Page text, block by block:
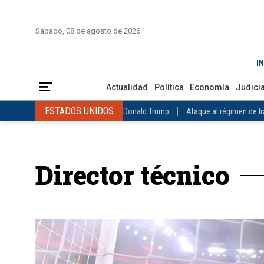
Sábado, 08 de agosto de 2026
Actualidad Política Economía Judicial
ESTADOS UNIDOS Donald Trump Ataque al régimen de
VENEZUELA Juicio contra Maduro Terremoto en
ESTADOS UNIDOS
INTERNACIONAL Raúl Castro José Luis Rodríguez Zapatero
COLOMBIA Elecciones Presidenciales en Colombia Gustavo
Director técnico